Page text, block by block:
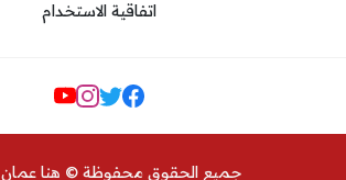
اتفاقية الاستخدام
مواقع التواصل
جميع الحقوق محفوظة © هنا عمان 2026